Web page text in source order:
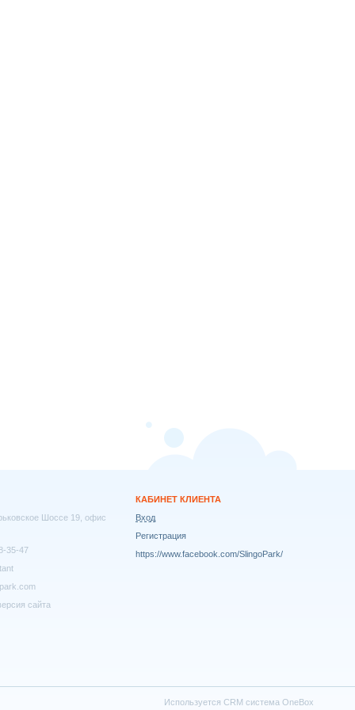
Шоссе 19, офис
35-47
сайта
КАБИНЕТ КЛИЕНТА
Вход
Регистрация
https://www.facebook.com/SlingoPark/
Используется CRM система OneBox